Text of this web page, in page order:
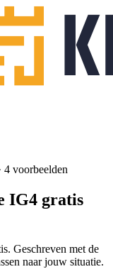
4 voorbeelden
IG4 gratis
Geschreven met de
naar jouw situatie.